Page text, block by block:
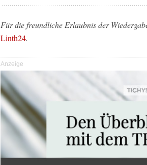
Für die freundliche Erlaubnis der
Linth24.
Anzeige